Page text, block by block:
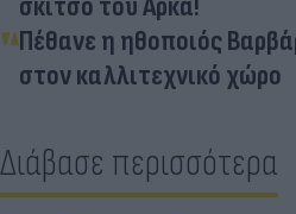
Πέθανε η ηθοποιός
στον καλλιτεχνικό χώρο
Διάβασε περισσότερα